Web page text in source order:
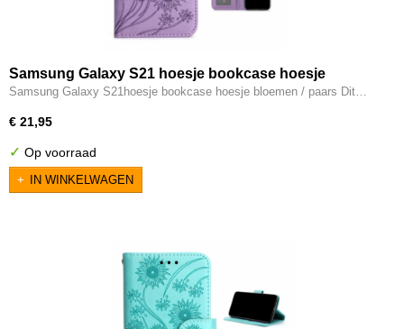
Samsung Galaxy S21 hoesje bookcase hoesje
bloemen / paars
Samsung Galaxy S21hoesje bookcase hoesje bloemen / paars Dit…
€ 21,95
✓ Op voorraad
IN WINKELWAGEN